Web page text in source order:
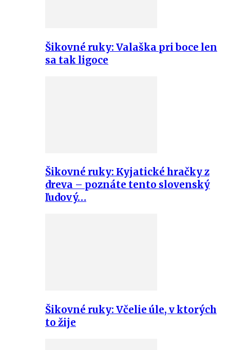
Šikovné ruky: Valaška pri boce len
sa tak ligoce
Šikovné ruky: Kyjatické hračky z
dreva – poznáte tento slovenský
ľudový…
Šikovné ruky: Včelie úle, v ktorých
to žije